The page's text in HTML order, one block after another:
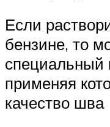
Если
бензине, то
специальный
применяя
качество шва